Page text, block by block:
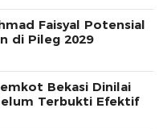
Faisyal Potensial
di Pileg 2029
Bekasi Dinilai
Terbukti Efektif